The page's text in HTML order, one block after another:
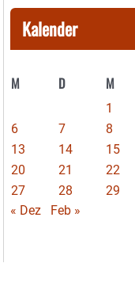
Kalender
M D M
1
6
7 8
13
14 15
20
21 22
27
28 29
« Dez
Feb »